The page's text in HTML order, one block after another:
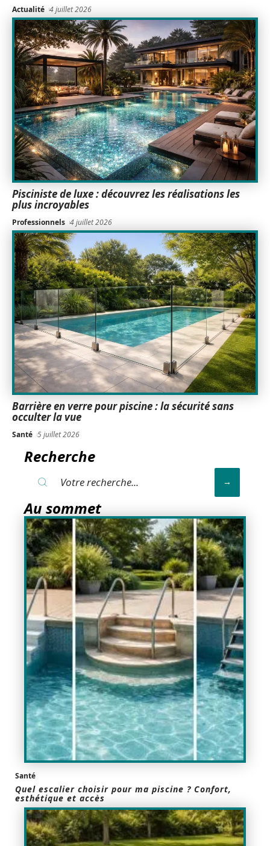
Actualité 4 juillet 2026
Pisciniste de luxe : découvrez les réalisations les
plus incroyables
Professionnels 4 juillet 2026
Barrière en verre pour piscine : la sécurité sans
occulter la vue
Santé 5 juillet 2026
Recherche
Au sommet
Santé
Quel escalier choisir pour ma piscine ? Confort,
esthétique et accès